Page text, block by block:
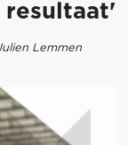
resultaat'
Lemmen